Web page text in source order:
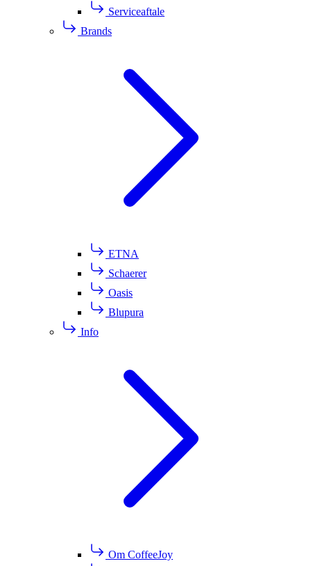
Serviceaftale
Brands
ETNA
Schaerer
Oasis
Blupura
Info
Om CoffeeJoy